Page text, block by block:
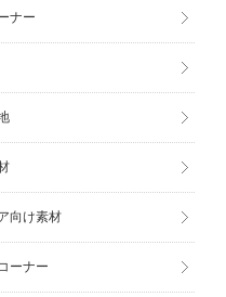
ナー
向け素材
ーナー